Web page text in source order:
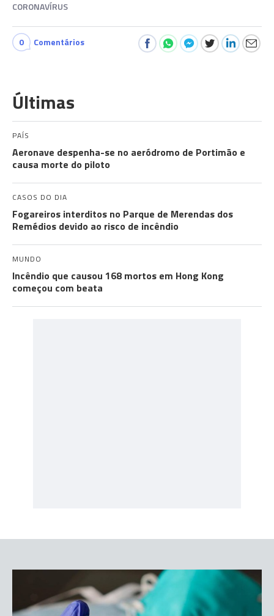
CORONAVÍRUS
0 Comentários
Últimas
PAÍS
Aeronave despenha-se no aeródromo de Portimão e
causa morte do piloto
CASOS DO DIA
Fogareiros interditos no Parque de Merendas dos
Remédios devido ao risco de incêndio
MUNDO
Incêndio que causou 168 mortos em Hong Kong
começou com beata